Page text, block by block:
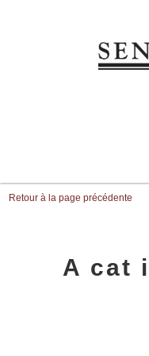
Retour à la page précédente
A cat